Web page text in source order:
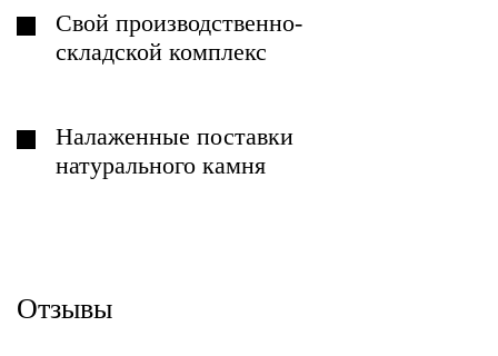
Свой производственно-
складской комплекс
Налаженные поставки
натурального камня
Отзывы